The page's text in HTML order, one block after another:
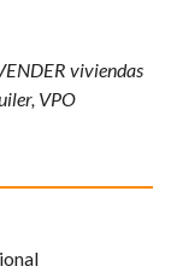
viviendas
VPO